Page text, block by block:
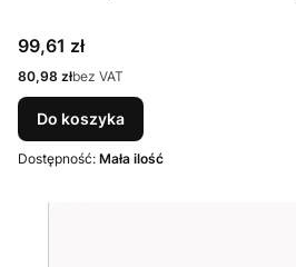
Cena
99,61 zł
Cena
80,98 złbez VAT
Do koszyka
Dostępność: Mała ilość